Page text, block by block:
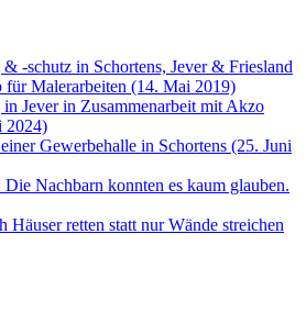
& -schutz in Schortens, Jever & Friesland
für Malerarbeiten (14. Mai 2019)
in Jever in Zusammenarbeit mit Akzo
2024)
Gewerbehalle in Schortens (25. Juni
Die Nachbarn konnten es kaum glauben.
retten statt nur Wände streichen